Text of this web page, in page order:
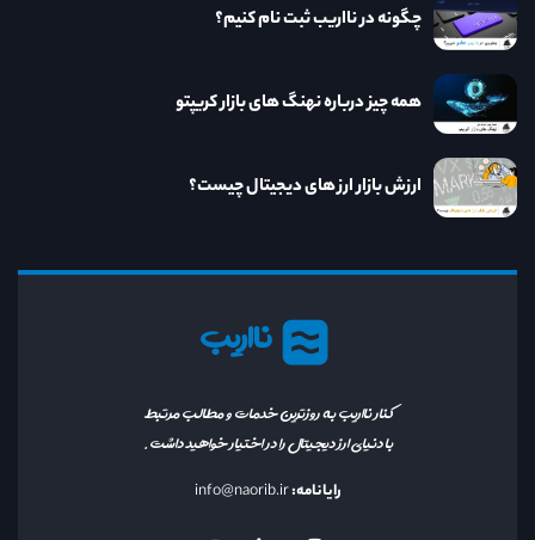
نااریب
کنار نااریب به روزترین خدمات و مطالب مرتبط
با دنیای ارز دیجیتال را در اختیار خواهید داشت.
رایانامه:info@naorib.ir
چگونه در نااریب ثبت نام کنیم؟
همه چیز درباره نهنگ های بازار کریپتو
ارزش بازار ارز های دیجیتال چیست؟